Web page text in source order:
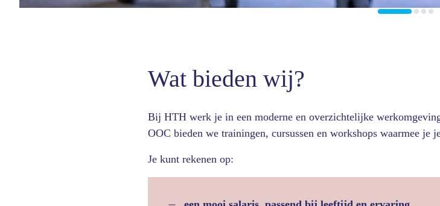
Wat bieden wij?
Bij HTH werk je in een moderne en overzichtelijke
OOC bieden we trainingen, cursussen en workshops waarmee je
Je kunt rekenen op: